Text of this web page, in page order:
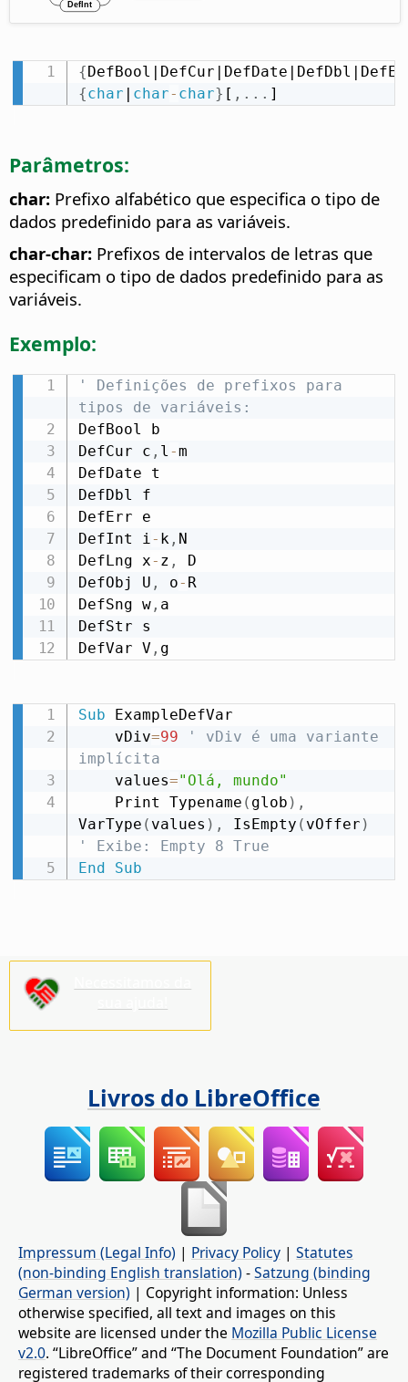
{
{char char- char} [ , . . . ]
Parâmetros:
char: Prefixo alfabético que especifica o tipo de
dados predefinido para as variáveis.
char-char: Prefixos de intervalos de letras que
especificam o tipo de dados predefinido para as
variáveis.
Exemplo:
' Definições de prefixos para
tipos de variáveis:
DefBool b
DefCur c , l -m
DefDate t
DefDbl f
DefErr e
DefInt i - k , N
DefLng x- z ,
D
DefObj U , o- R
DefSng w, a
DefStr s
DefVar V , g
Sub ExampleDefVar
    vDiv
=99
' vDiv é uma variante
implícita
    values
="Olá, mundo"
    Print Typename
( glob ) ,
VarType ( values ) , IsEmpty ( vOffer )
' Exibe: Empty 8 True
End
Sub
Livros do LibreOffice
Impressum (Legal Info) | Privacy Policy | Statutes
(non-binding English translation) -Satzung (binding
German version) | Copyright information: Unless
otherwise specified, all text and images on this
website are licensed under the Mozilla Public License
v2.0. “LibreOffice” and “The Document Foundation” are
registered trademarks of their corresponding